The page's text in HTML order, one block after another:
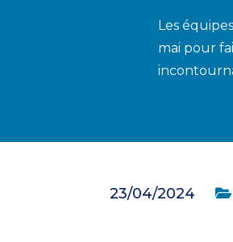
Les
mai pour
23/04/2024